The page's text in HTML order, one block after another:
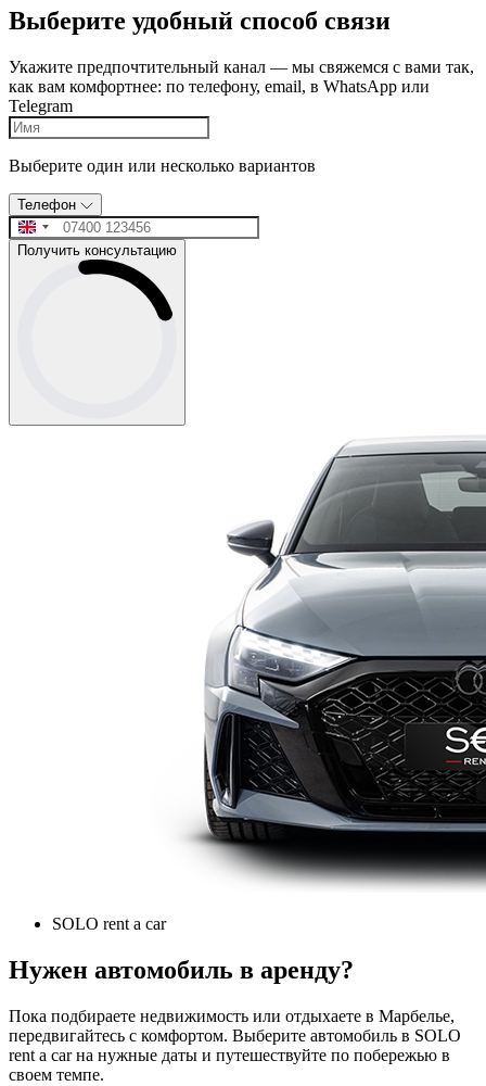
Выберите удобный способ связи
Укажите предпочтительный канал — мы свяжемся с вами так,
как вам комфортнее: по телефону, email, в WhatsApp или
Telegram
Выберите один или несколько вариантов
Телефон
Получить консультацию
SOLO rent a car
Нужен автомобиль в аренду?
Пока подбираете недвижимость или отдыхаете в Марбелье,
передвигайтесь с комфортом. Выберите автомобиль в SOLO
rent a car на нужные даты и путешествуйте по побережью в
своем темпе.